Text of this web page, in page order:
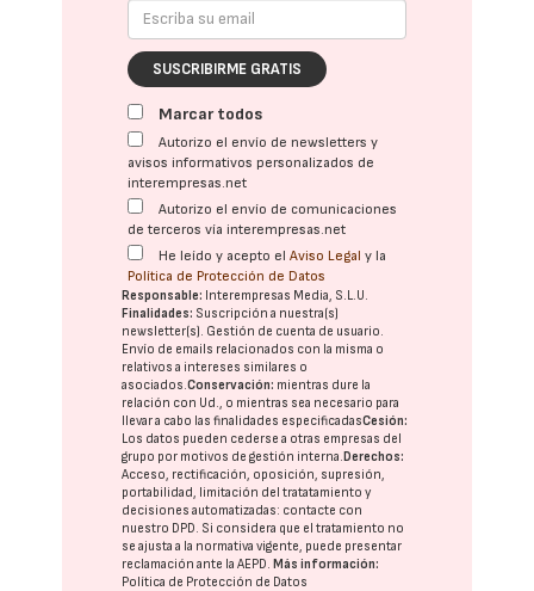
SUSCRIBIRME GRATIS
Marcar todos
Autorizo el envío de newsletters y
avisos informativos personalizados de
interempresas.net
Autorizo el envío de comunicaciones
de terceros vía interempresas.net
He leído y acepto elAviso Legal y la
Política de Protección de Datos
Responsable: Interempresas Media, S.L.U.
Finalidades: Suscripción a nuestra(s)
newsletter(s). Gestión de cuenta de usuario.
Envío de emails relacionados con la misma o
relativos a intereses similares o
asociados.Conservación: mientras dure la
relación con Ud., o mientras sea necesario para
llevar a cabo las finalidades especificadasCesión:
Los datos pueden cederse a otras empresas del
grupo por motivos de gestión interna.Derechos:
Acceso, rectificación, oposición, supresión,
portabilidad, limitación del tratatamiento y
decisiones automatizadas: contacte con
nuestro DPD. Si considera que el tratamiento no
se ajusta a la normativa vigente, puede presentar
reclamación ante laAEPD.Más información:
Política de Protección de Datos